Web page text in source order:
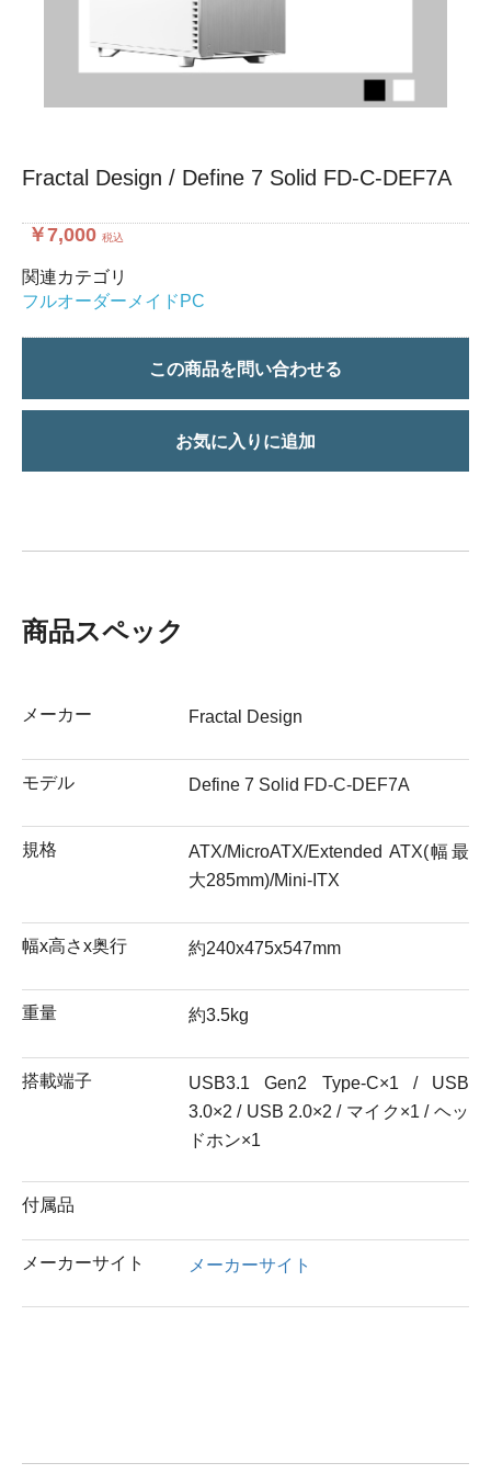
Fractal Design / Define 7 Solid FD-C-DEF7A
￥7,000 税込
関連カテゴリ
フルオーダーメイドPC
この商品を問い合わせる
お気に入りに追加
商品スペック
メーカー Fractal Design
モデル Define 7 Solid FD-C-DEF7A
規格
ATX/MicroATX/Extended ATX(幅最
大285mm)/Mini-ITX
幅x高さx奥行 約240x475x547mm
重量 約3.5kg
搭載端子
USB3.1 Gen2 Type-C×1 / USB
3.0×2 / USB 2.0×2 / マイク×1 / ヘッ
ドホン×1
付属品
メーカーサイト メーカーサイト